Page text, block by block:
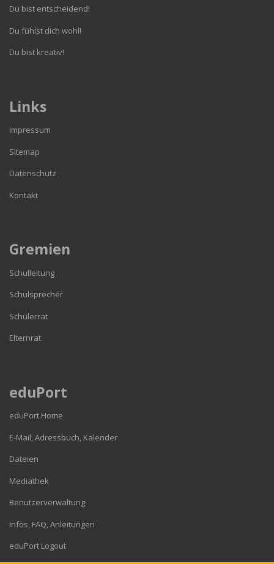
Du bist entscheidend!
Du fühlst dich wohl!
Du bist kreativ!
Links
Impressum
Sitemap
Datenschutz
Kontakt
Gremien
Schulleitung
Schulsprecher
Schülerrat
Elternrat
eduPort
eduPort Home
E-Mail, Adressbuch, Kalender
Dateien
Mediathek
Benutzerverwaltung
Infos, FAQ, Anleitungen
eduPort Logout